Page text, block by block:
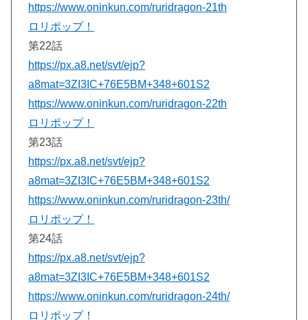
https://www.oninkun.com/ruridragon-21th
ロリポップ！
第22話
https://px.a8.net/svt/ejp?
a8mat=3ZI3IC+76E5BM+348+601S2
https://www.oninkun.com/ruridragon-22th
ロリポップ！
第23話
https://px.a8.net/svt/ejp?
a8mat=3ZI3IC+76E5BM+348+601S2
https://www.oninkun.com/ruridragon-23th/
ロリポップ！
第24話
https://px.a8.net/svt/ejp?
a8mat=3ZI3IC+76E5BM+348+601S2
https://www.oninkun.com/ruridragon-24th/
ロリポップ！